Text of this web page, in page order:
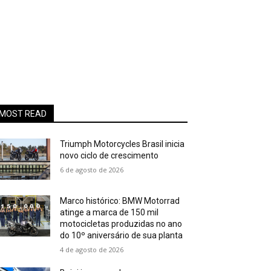
MOST READ
Triumph Motorcycles Brasil inicia
novo ciclo de crescimento
6 de agosto de 2026
Marco histórico: BMW Motorrad
atinge a marca de 150 mil
motocicletas produzidas no ano
do 10º aniversário de sua planta
4 de agosto de 2026